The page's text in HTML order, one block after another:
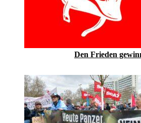
Den Frieden